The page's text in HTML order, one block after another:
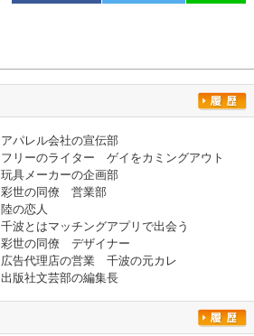
アパレル会社の宣伝部
フリーのライター ゲイをカミングアウト
玩具メーカーの企画部
彩世の同僚 営業部
陸の恋人
千波とはマッチングアプリで出会う
彩世の同僚 デザイナー
広告代理店の営業 千波の元カレ
出版社文芸部の編集長